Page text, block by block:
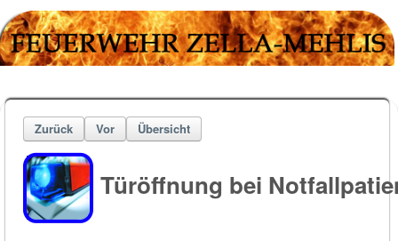
Zurück Vor Übersicht
Türöffnung bei